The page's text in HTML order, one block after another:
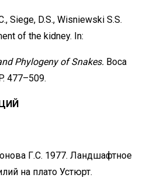
Siege, D.S., Wisniewski S.S.
of the kidney. In:
Phylogeny of Snakes. Boca
477–509.
Г.С. 1977. Ландшафтное
на плато Устюрт.